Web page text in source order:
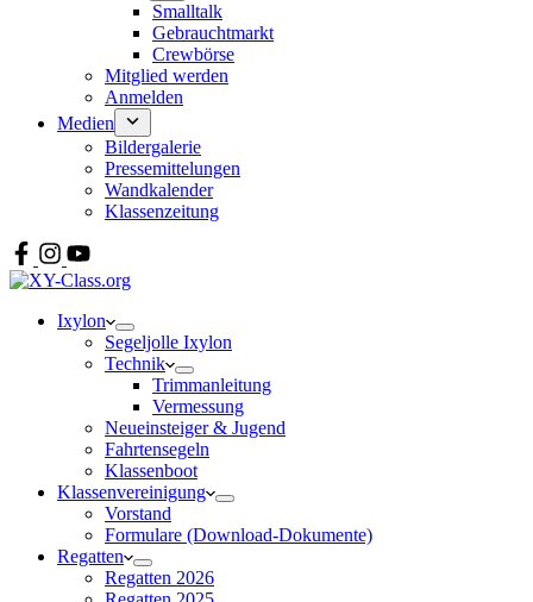
Smalltalk
Gebrauchtmarkt
Crewbörse
Mitglied werden
Anmelden
Medien
Bildergalerie
Pressemittelungen
Wandkalender
Klassenzeitung
Ixylon
Segeljolle Ixylon
Technik
Trimmanleitung
Vermessung
Neueinsteiger & Jugend
Fahrtensegeln
Klassenboot
Klassenvereinigung
Vorstand
Formulare (Download-Dokumente)
Regatten
Regatten 2026